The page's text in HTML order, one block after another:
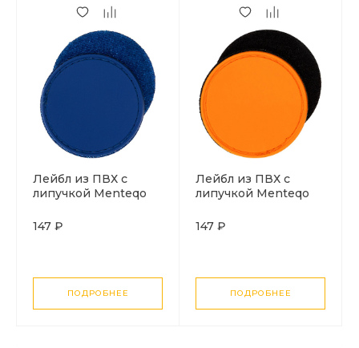
Лейбл из ПВХ с
липучкой Menteqo
147 ₽
ПОДРОБНЕЕ
Лейбл из ПВХ с
липучкой Menteqo
неон
147 ₽
ПОДРОБНЕЕ